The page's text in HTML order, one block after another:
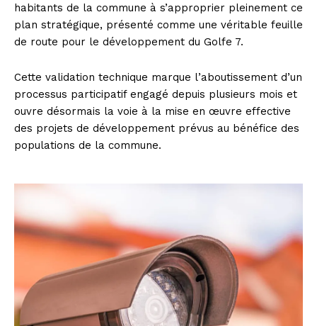
habitants de la commune à s’approprier pleinement ce
plan stratégique, présenté comme une véritable feuille
de route pour le développement du Golfe 7.
Cette validation technique marque l’aboutissement d’un
processus participatif engagé depuis plusieurs mois et
ouvre désormais la voie à la mise en œuvre effective
des projets de développement prévus au bénéfice des
populations de la commune.